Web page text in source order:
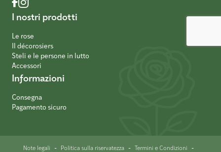
I nostri prodotti
Le rose
Il décorosiers
Steli e le persone in lutto
Accessori
Informazioni
Consegna
Pagamento sicuro
Note legali - Politica sulla riservatezza - Termini e Condizioni -